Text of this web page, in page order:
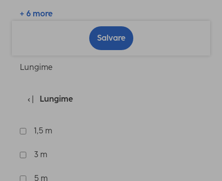
+ 6 more
Salvare
Lungime
Lungime
1,5 m
3 m
5 m